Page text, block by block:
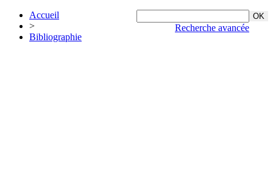
Recherche avancée
Accueil
>
Bibliographie